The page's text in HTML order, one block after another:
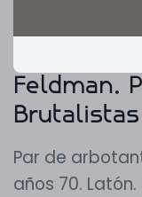
Feldman.
Par de
años 70.